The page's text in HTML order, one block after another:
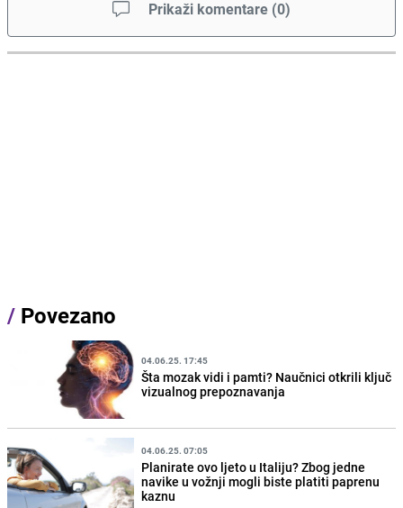
Prikaži komentare (0)
/ Povezano
04.06.25. 17:45
Šta mozak vidi i pamti? Naučnici otkrili ključ
vizualnog prepoznavanja
04.06.25. 07:05
Planirate ovo ljeto u Italiju? Zbog jedne
navike u vožnji mogli biste platiti paprenu
kaznu